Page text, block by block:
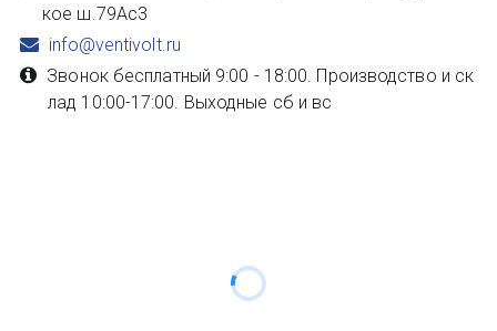
кое ш.79Ас3
info@ventivolt.ru
Звонок бесплатный 9:00 - 18:00. Производство и ск
лад 10:00-17:00. Выходные сб и вс